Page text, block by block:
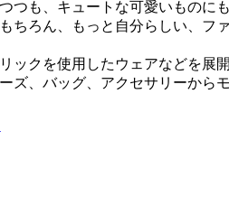
つも、キュートな可愛いものに
ちろん、もっと自分らしい、
ックを使用したウェアなどを展
ズ、バッグ、アクセサリーから